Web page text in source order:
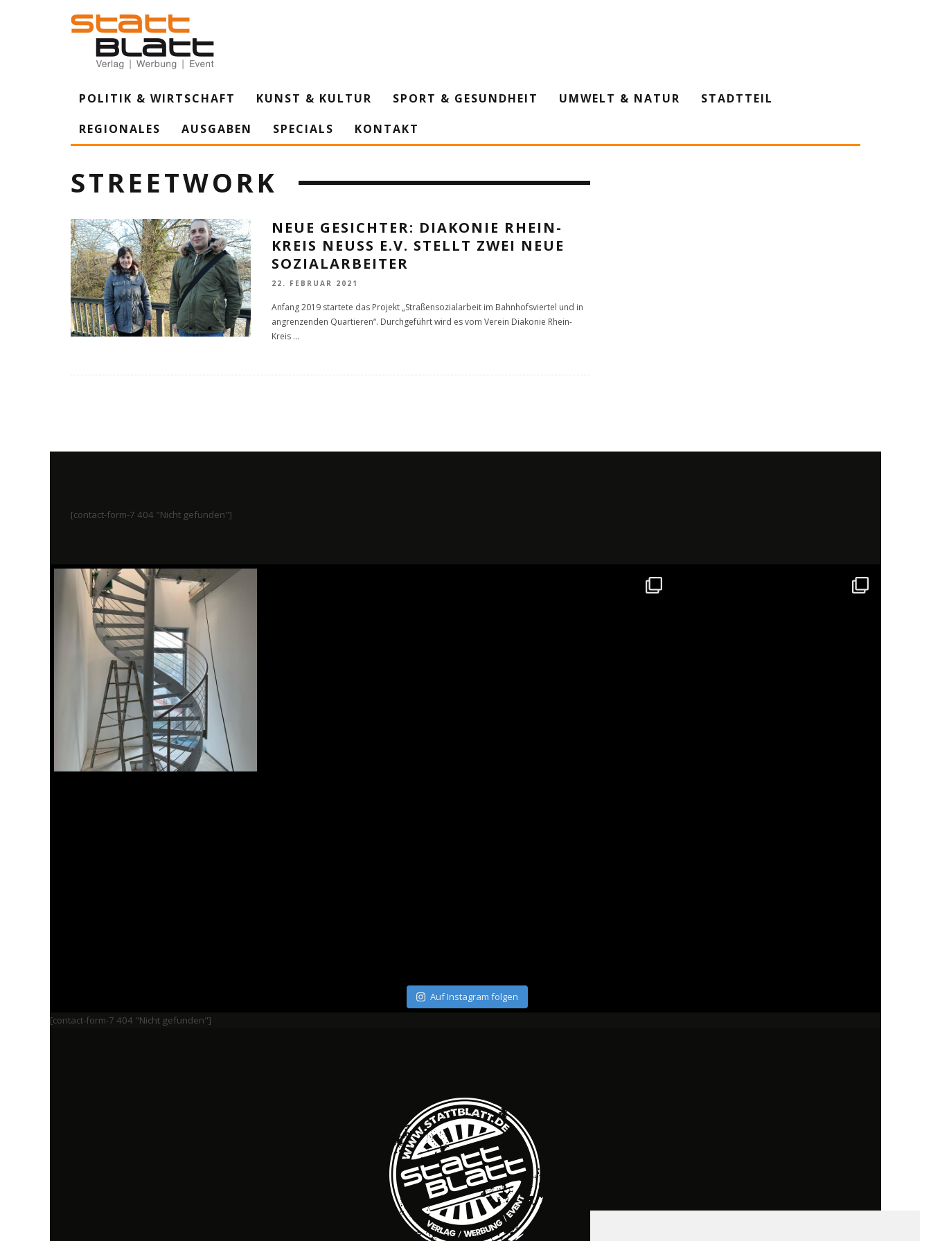
POLITIK & WIRTSCHAFT KUNST & KULTUR SPORT & GESUNDHEIT UMWELT & NATUR
STADTTEIL
REGIONALES
AUSGABEN SPECIALS KONTAKT
STREETWORK
NEUE GESICHTER: DIAKONIE RHEIN-
KREIS NEUSS E.V. STELLT ZWEI NEUE
SOZIALARBEITER
22. FEBRUAR 2021
Anfang 2019 startete das Projekt „Straßensozialarbeit im Bahnhofsviertel und in
angrenzenden Quartieren“. Durchgeführt wird es vom Verein Diakonie Rhein-
Kreis ...
[contact-form-7 404 "Nicht gefunden"]
Auf Instagram folgen
[contact-form-7 404 "Nicht gefunden"]